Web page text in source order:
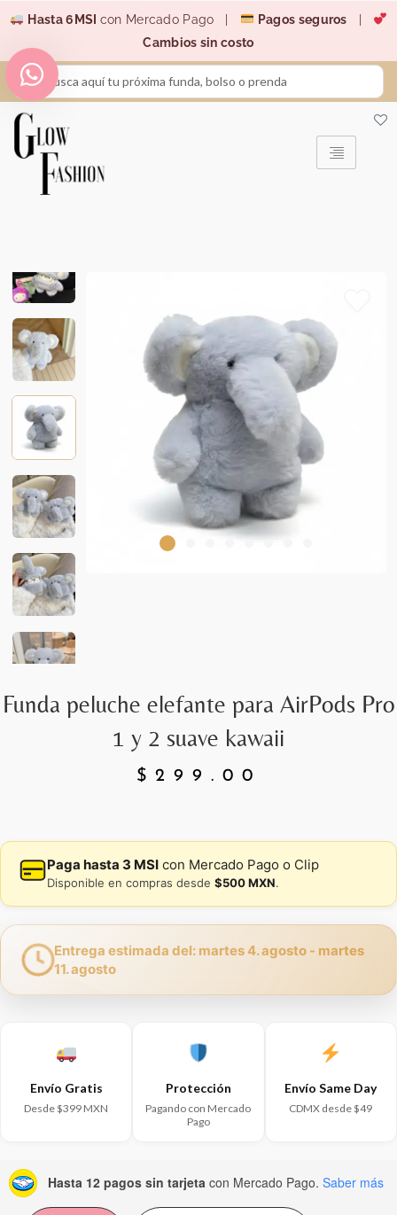
contenido
Hasta 6MSI con Mercado Pago | Pagos seguros
Cambios sin costo
Search
...
Funda peluche elefante para AirPods Pro
1 y 2 suave kawaii
$ 299.00
Paga hasta 3 MSI con Mercado Pago o Clip
Disponible en compras desde $500 MXN.
Entrega estimada del: martes 4. agosto - martes
11. agosto
Envío Gratis
Desde $399 MXN
Protección
Pagando con Mercado
Pago
Envío Same Day
CDMX desde $49
Hasta 12 pagos sin tarjeta con Mercado Pago. Saber más